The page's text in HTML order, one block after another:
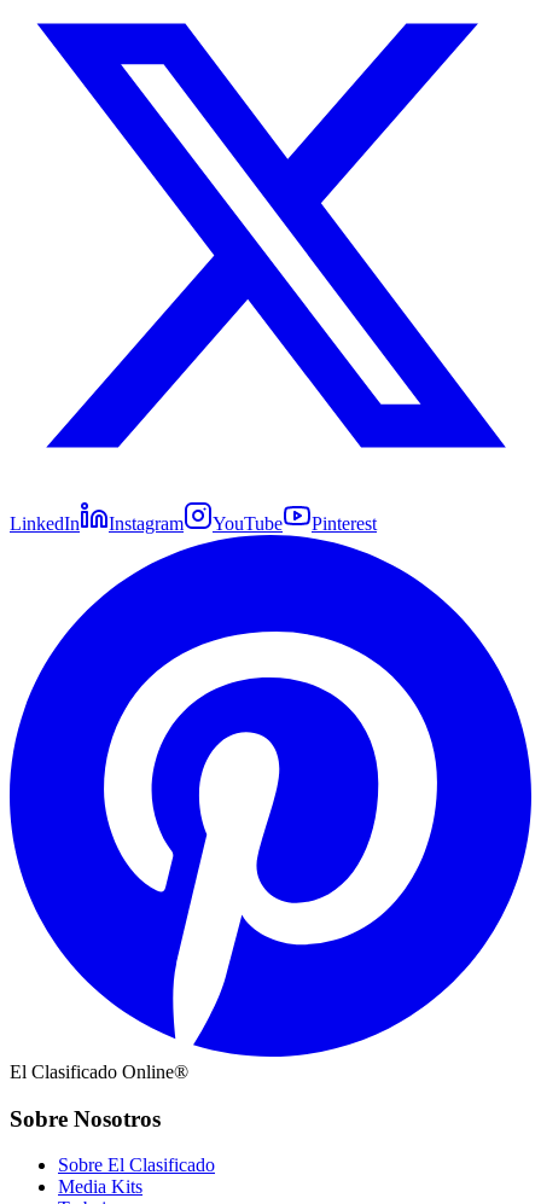
LinkedIn Instagram YouTube Pinterest
El Clasificado Online®
Sobre Nosotros
Sobre El Clasificado
Media Kits